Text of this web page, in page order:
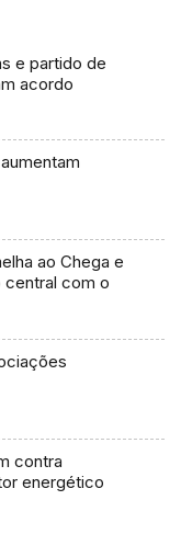
e partido de
acordo
ao Chega e
central com o
contra
energético